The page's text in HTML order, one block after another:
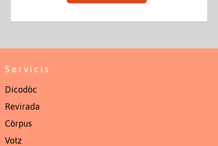
Servicis
Dicodòc
Revirada
Còrpus
Votz